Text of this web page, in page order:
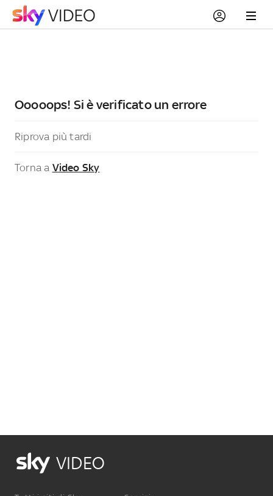
Ooooops! Si è verificato un errore
Riprova più tardi
Torna a Video Sky
VIDEO